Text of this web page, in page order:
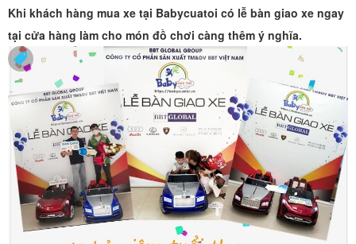
Khi khách hàng mua xe tại Babycuatoi có lễ bàn giao xe ngay
tại cửa hàng làm cho món đồ chơi càng thêm ý nghĩa.